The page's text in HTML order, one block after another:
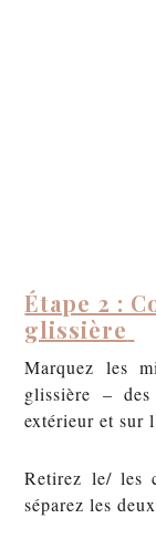
Étape 2 :
glissière
Marquez les
glissière –
extérieur et sur
Retirez le/ les
séparez les